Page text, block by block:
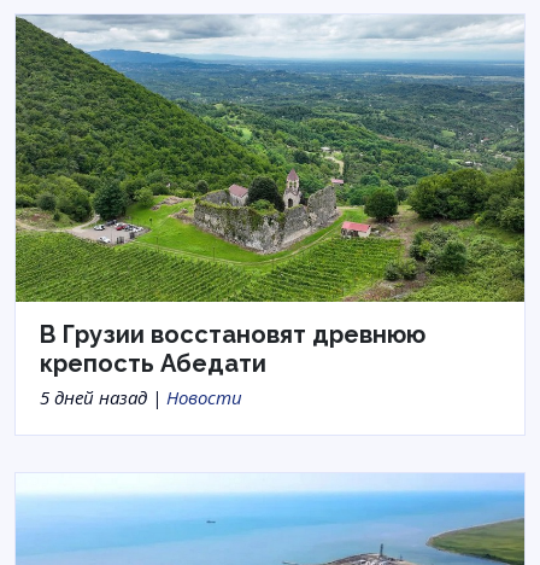
В Грузии восстановят древнюю
крепость Абедати
5 дней назад | Новости